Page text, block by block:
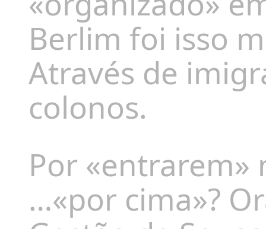
Berlim foi isso
Através de
colonos.
Por «entrarem»
…«por cima»?